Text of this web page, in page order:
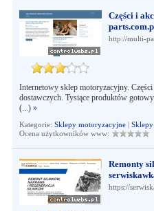
Części i
http://multi-
Internetowy sklep motoryzacyjny.
dostawczych. Tysiące produktów
(...) »
Kategorie: Sklepy motoryzacyjne|
Ocena użytkowników www:
Remonty
https://